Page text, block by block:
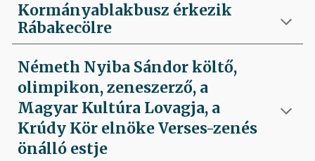
Kormányablakbusz érkezik
Rábakecölre
Németh Nyiba Sándor költő,
olimpikon, zeneszerző, a
Magyar Kultúra Lovagja, a
Krúdy Kör elnöke Verses-zenés
önálló estje